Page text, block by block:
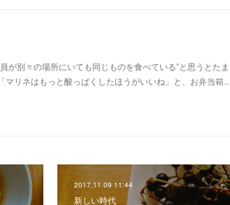
が別々の場所にいても同じものを食べている”と思うとたま
リネはもっと酸っぱくしたほうがいいね」と、お弁当箱…
2017.11.09 11:44
新しい時代